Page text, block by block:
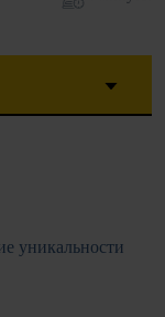
уникальности